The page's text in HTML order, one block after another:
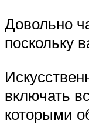
Довольно
поскольку
включать
которыми